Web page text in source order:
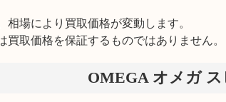
場により買取価格が変動します。
取価格を保証するものではありません。
OMEGA オメガ ス